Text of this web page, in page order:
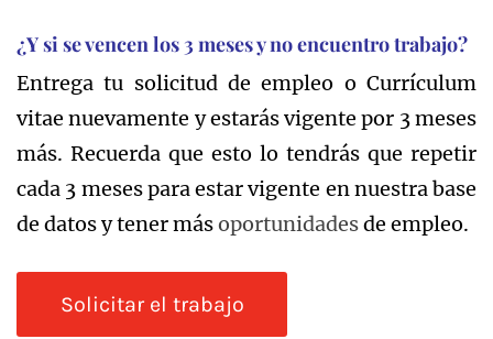
¿Y si se vencen los 3 meses y no encuentro trabajo?
Entrega tu solicitud de empleo o Currículum
vitae nuevamente y estarás vigente por 3 meses
más. Recuerda que esto lo tendrás que repetir
cada 3 meses para estar vigente en nuestra base
de datos y tener másoportunidadesde empleo.